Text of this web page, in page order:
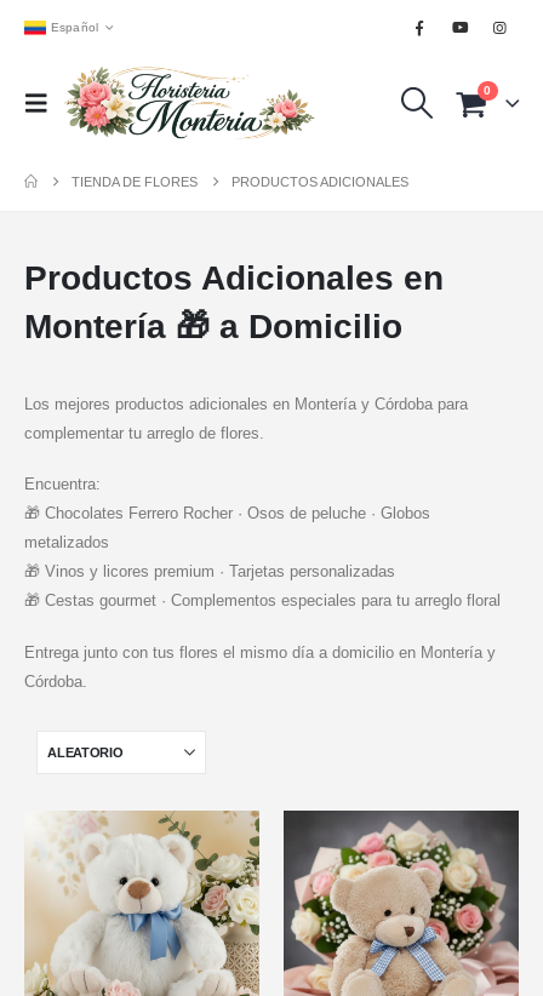
Español
0
TIENDA DE FLORES PRODUCTOS ADICIONALES
Productos Adicionales en
Montería 🎁 a Domicilio
Los mejores productos adicionales en Montería y Córdoba para
complementar tu arreglo de flores.
Encuentra:
🎁 Chocolates Ferrero Rocher · Osos de peluche · Globos
metalizados
🎁 Vinos y licores premium · Tarjetas personalizadas
🎁 Cestas gourmet · Complementos especiales para tu arreglo floral
Entrega junto con tus flores el mismo día a domicilio en Montería y
Córdoba.